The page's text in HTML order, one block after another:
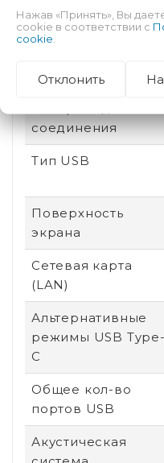
стилусом
Линейка
Выходы
соединения
Тип USB
Поверхность
экрана
Сетевая карта
(LAN)
Альтернативные
режимы USB Type-
C
Общее кол-во
портов USB
Акустическая
Нажав «Принять», Вы
cookie в соответствии с
cookie
Отклонить